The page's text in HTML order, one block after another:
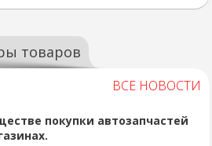
товаров
ВСЕ НОВОСТИ
покупки автозапчастей